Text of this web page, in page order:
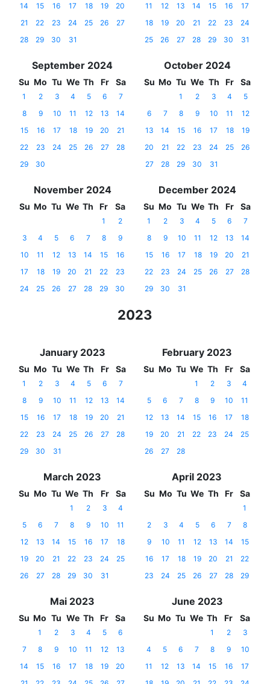
14
15 16 17 18 19
20
21
22 23 24 25 26
27
28
29 30 31
11
12 13 14 15 16
17
18
19 20 21 22 23
24
25
26 27 28 29 30 31
September 2024
Su Mo Tu We Th Fr Sa
1 2 3 4 5 6
7
8
9 10 11 12 13
14
15
16 17 18 19 20
21
22
23 24 25 26 27
28
29
30
October 2024
Su Mo Tu We Th Fr Sa
1 2 3 4
5
6
7 8 9 10 11
12
13
14 15 16 17 18
19
20
21 22 23 24 25
26
27
28 29 30 31
November 2024
Su Mo Tu We Th Fr Sa
1
2
3
4 5 6 7 8
9
10
11 12 13 14 15
16
17
18 19 20 21 22
23
24
25 26 27 28 29 30
December 2024
Su Mo Tu We Th Fr Sa
1 2 3 4 5 6
7
8
9 10 11 12 13
14
15
16 17 18 19 20
21
22
23 24 25 26 27
28
29
30 31
2023
January 2023
Su Mo Tu We Th Fr Sa
1 2 3 4 5 6
7
8
9 10 11 12 13
14
15
16 17 18 19 20
21
22
23 24 25 26 27
28
29
30 31
February 2023
Su Mo Tu We Th Fr Sa
1 2 3
4
5
6 7 8 9 10
11
12
13 14 15 16 17
18
19
20 21 22 23 24
25
26
27 28
March 2023
Su Mo Tu We Th Fr Sa
1 2 3
4
5
6 7 8 9 10
11
12
13 14 15 16 17
18
19
20 21 22 23 24
25
26
27 28 29 30 31
April 2023
Su Mo Tu We Th Fr Sa
1
2
3 4 5 6 7
8
9
10 11 12 13 14
15
16
17 18 19 20 21
22
23
24 25 26 27 28 29
Mai 2023
Su Mo Tu We Th Fr Sa
1 2 3 4 5
6
7
8 9 10 11 12
13
14
15 16 17 18 19
20
June 2023
Su Mo Tu We Th Fr Sa
1 2
3
4
5 6 7 8 9
10
11
12 13 14 15 16
17